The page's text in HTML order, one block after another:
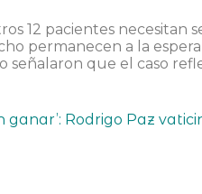
12 pacientes necesitan
permanecen a la
señalaron que el caso
ganar’: Rodrigo Paz